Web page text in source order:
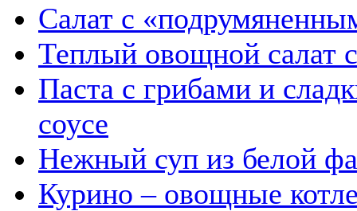
Салат с
Теплый овощной салат
Паста с грибами и
соусе
Нежный суп из белой
Курино – овощные